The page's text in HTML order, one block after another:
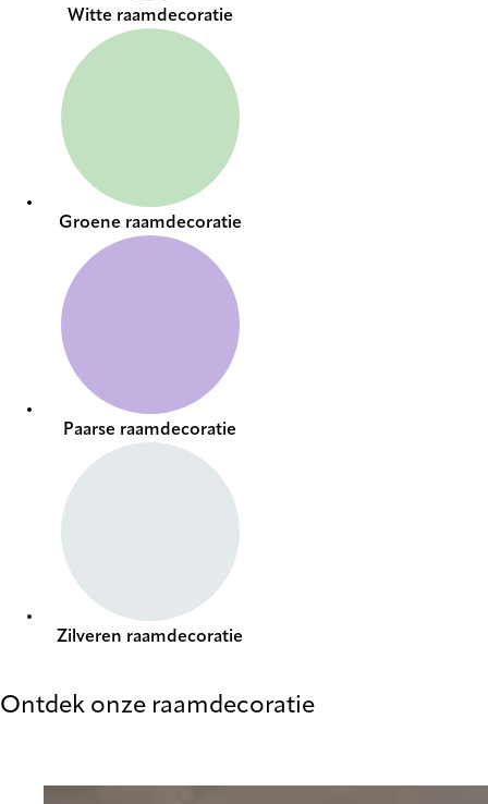
Witte raamdecoratie
Groene raamdecoratie
Paarse raamdecoratie
Zilveren raamdecoratie
Ontdek onze raamdecoratie